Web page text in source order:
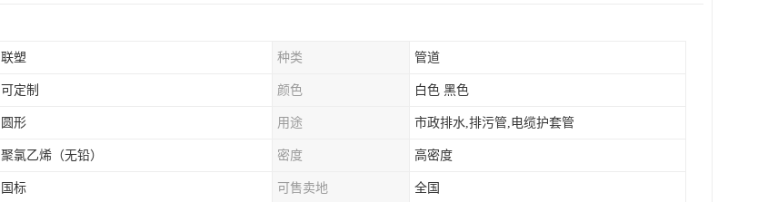
联塑 种类 管道
可定制 颜色 白色 黑色
圆形 用途 市政排水,排污管,电缆护套管
聚氯乙烯（无铅） 密度 高密度
国标 可售卖地 全国